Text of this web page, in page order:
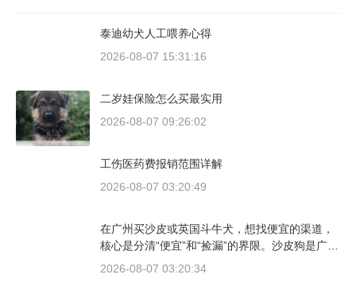
泰迪幼犬人工喂养心得
2026-08-07 15:31:16
二岁娃保险怎么买最实用
2026-08-07 09:26:02
工伤医药费报销范围详解
2026-08-07 03:20:49
在广州买沙皮或英国斗牛犬，想找便宜的渠道，
核心是分清“便宜”和“捡漏”的界限。沙皮狗是广东
本地犬种，价格比北方城市有优势；英国斗牛犬
2026-08-07 03:20:34